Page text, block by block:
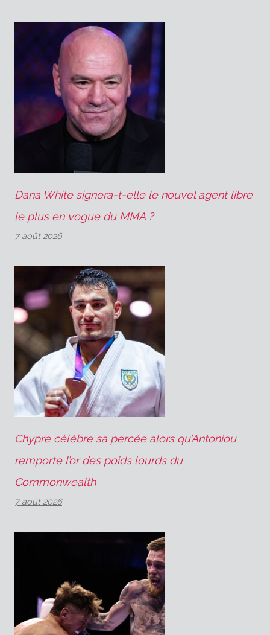
l’article
Dana White signera-t-elle le nouvel agent libre
le plus en vogue du MMA ?
7 août 2026
Chypre célèbre sa percée alors qu’Antoniou
remporte l’or des poids lourds du
Commonwealth
7 août 2026